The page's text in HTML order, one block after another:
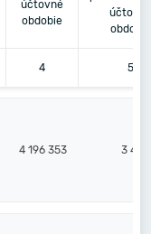
účtovné
obdobie
účtovné
obdobie
4 5
4 196 353 3